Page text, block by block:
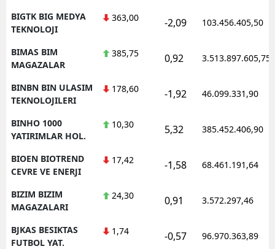
BIGTK BIG MEDYA
TEKNOLOJI
363,00 -2,09 103.456.405,50
BIMAS BIM
MAGAZALAR
385,75 0,92 3.513.897.605,75
BINBN BIN ULASIM
TEKNOLOJILERI
178,60 -1,92 46.099.331,90
BINHO 1000
YATIRIMLAR HOL.
10,30 5,32 385.452.406,90
BIOEN BIOTREND
CEVRE VE ENERJI
17,42 -1,58 68.461.191,64
BIZIM BIZIM
MAGAZALARI
24,30 0,91 3.572.297,46
BJKAS BESIKTAS
FUTBOL YAT.
1,74 -0,57 96.970.363,89